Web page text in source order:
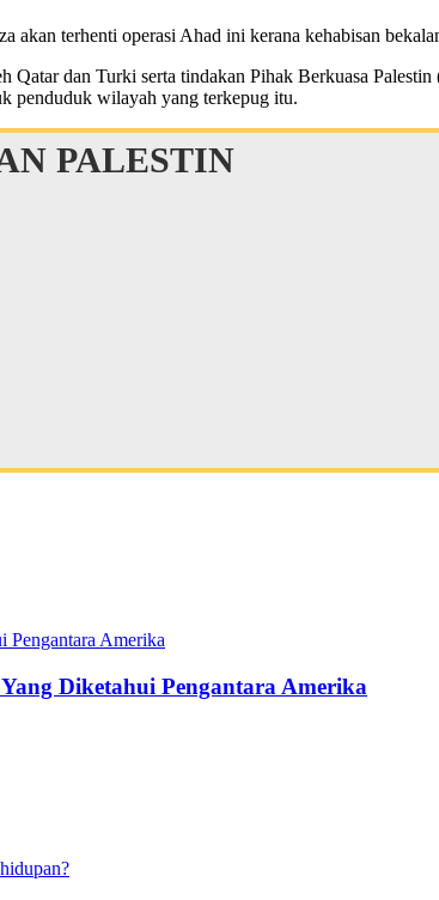
terhenti operasi Ahad ini kerana kehabisan
dan Turki serta tindakan Pihak Berkuasa
penduduk wilayah yang terkepug itu.
PALESTIN
Diketahui Pengantara Amerika